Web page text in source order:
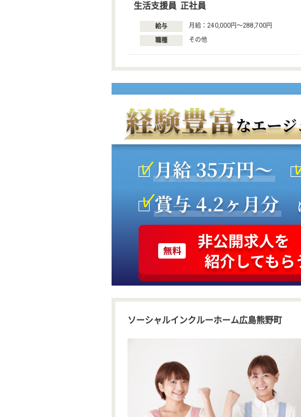
生活支援員 正社員
給与 月給：240,000円〜288,700円
職種 その他
ソーシャルインクルーホーム広島熊野町